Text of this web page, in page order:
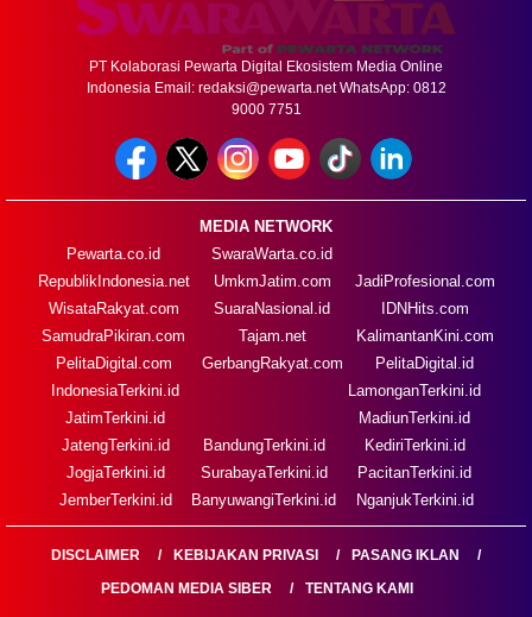
PT Kolaborasi Pewarta Digital Ekosistem Media Online
Indonesia Email: redaksi@pewarta.netWhatsApp: 0812
9000 7751
MEDIA NETWORK
Pewarta.co.id
RepublikIndonesia.net
WisataRakyat.com
SamudraPikiran.com
PelitaDigital.com
SwaraWarta.co.id
UmkmJatim.com
SuaraNasional.id
Tajam.net
GerbangRakyat.com
JadiProfesional.com
IDNHits.com
KalimantanKini.com
PelitaDigital.id
IndonesiaTerkini.id
JatimTerkini.id
JatengTerkini.id
JogjaTerkini.id
JemberTerkini.id
BandungTerkini.id
SurabayaTerkini.id
BanyuwangiTerkini.id
LamonganTerkini.id
MadiunTerkini.id
KediriTerkini.id
PacitanTerkini.id
NganjukTerkini.id
DISCLAIMER KEBIJAKAN PRIVASI
PASANG IKLAN
PEDOMAN MEDIA SIBER
TENTANG KAMI